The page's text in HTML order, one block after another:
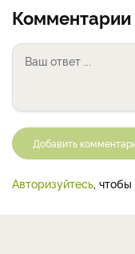
Комментарии
Добавить
Авторизуйтесь ,